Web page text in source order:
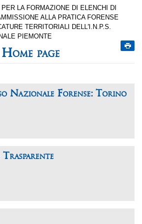
LA FORMAZIONE DI ELENCHI DI
ALLA PRATICA FORENSE
TERRITORIALI DELL'I.N.P.S.
PIEMONTE
Home page
Nazionale Forense: Torino